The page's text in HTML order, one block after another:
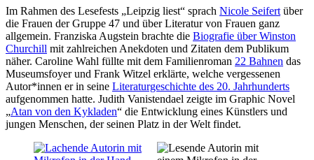
Im Rahmen des Lesefests „Leipzig liest“ sprach Nicole Seifert über
die Frauen der Gruppe 47 und über Literatur von Frauen ganz
allgemein. Franziska Augstein brachte die Biografie über Winston
Churchill mit zahlreichen Anekdoten und Zitaten dem Publikum
näher. Caroline Wahl füllte mit dem Familienroman 22 Bahnen das
Museumsfoyer und Frank Witzel erklärte, welche vergessenen
Autor*innen er in seine Literaturgeschichte des 20. Jahrhunderts
aufgenommen hatte. Judith Vanistendael zeigte im Graphic Novel
„Atan von den Kykladen“ die Entwicklung eines Künstlers und
jungen Menschen, der seinen Platz in der Welt findet.